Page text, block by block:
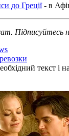
до Греції- в
Підписуйтесь
текст і